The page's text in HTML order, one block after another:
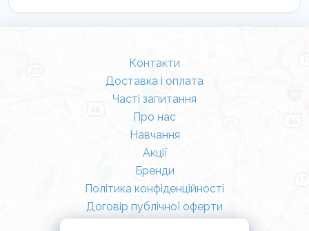
Контакти
Доставка і оплата
Часті запитання
Про нас
Навчання
Акції
Бренди
Політика конфіденційності
Договір публічної оферти